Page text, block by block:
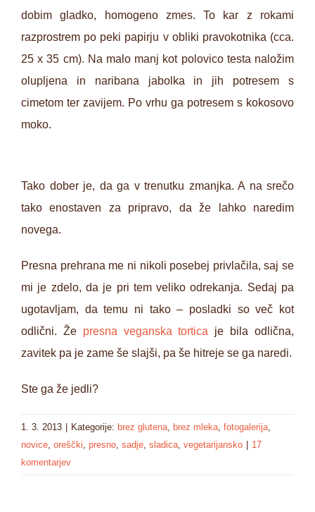
dobim gladko, homogeno zmes. To kar z rokami
razprostrem po peki papirju v obliki pravokotnika (cca.
25 x 35 cm). Na malo manj kot polovico testa naložim
olupljena in naribana jabolka in jih potresem s
cimetom ter zavijem. Po vrhu ga potresem s kokosovo
moko.
Tako dober je, da ga v trenutku zmanjka. A na srečo
tako enostaven za pripravo, da že lahko naredim
novega.
Presna prehrana me ni nikoli posebej privlačila, saj se
mi je zdelo, da je pri tem veliko odrekanja. Sedaj pa
ugotavljam, da temu ni tako – posladki so več kot
odlični. Že presna veganska tortica je bila odlična,
zavitek pa je zame še slajši, pa še hitreje se ga naredi.
Ste ga že jedli?
1. 3. 2013 | Kategorije: brez glutena brez mleka fotogalerija
novice oreščki presno sadje sladica vegetarijansko | 17
komentarjev